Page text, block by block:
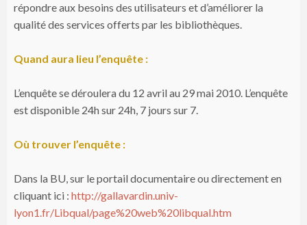
répondre aux besoins des utilisateurs et d’améliorer la
qualité des services offerts par les bibliothèques.
Quand aura lieu l’enquête :
L’enquête se déroulera du 12 avril au 29 mai 2010. L’enquête
est disponible 24h sur 24h, 7 jours sur 7.
Où trouver l’enquête :
Dans la BU, sur le portail documentaire ou directement en
cliquant ici : http://gallavardin.univ-
lyon1.fr/Libqual/page%20web%20libqual.htm